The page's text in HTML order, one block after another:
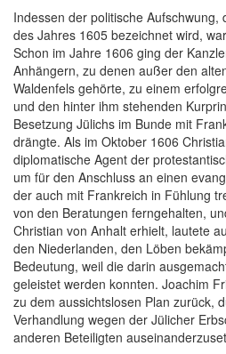
Indessen der politische
des Jahres 1605 bezeichnet wird,
Schon im Jahre 1606 ging der
Anhängern, zu denen außer den
Waldenfels gehörte, zu einem
und den hinter ihm stehenden
Besetzung Jülichs im Bunde mit
drängte. Als im Oktober 1606
diplomatische Agent der
um für den Anschluss an einen
der auch mit Frankreich in Fühlung
von den Beratungen ferngehalten,
Christian von Anhalt erhielt, lautete
den Niederlanden, den Löben
Bedeutung, weil die darin
geleistet werden konnten. Joachim
zu dem aussichtslosen Plan zurück,
Verhandlung wegen der Jülicher
anderen Beteiligten